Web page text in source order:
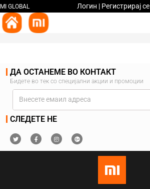
MI GLOBAL Логин | Регистрирај се
ДА ОСТАНЕМЕ ВО КОНТАКТ
Бидете во тек со специјални акции и промоции
СЛЕДЕТЕ НЕ